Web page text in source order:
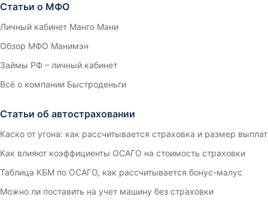
Статьи о МФО
Личный кабинет Манго Мани
Обзор МФО Манимэн
Займы РФ – личный кабинет
Всё о компании Быстроденьги
Статьи об автостраховании
Каско от угона: как рассчитывается страховка и размер выплат
Как влияют коэффициенты ОСАГО на стоимость страховки
Таблица КБМ по ОСАГО, как рассчитывается бонус-малус
Можно ли поставить на учет машину без страховки